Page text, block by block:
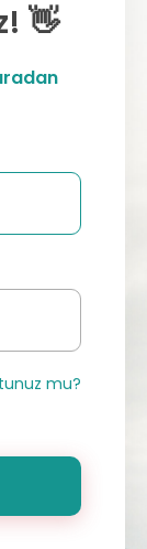
👋
mu?